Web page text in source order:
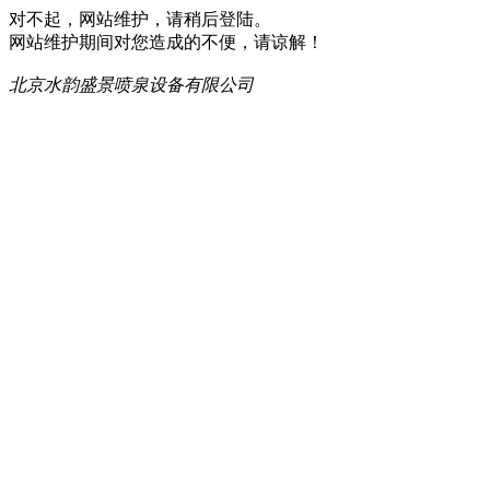
对不起，网站维护，请稍后登陆。
网站维护期间对您造成的不便，请谅解！
北京水韵盛景喷泉设备有限公司